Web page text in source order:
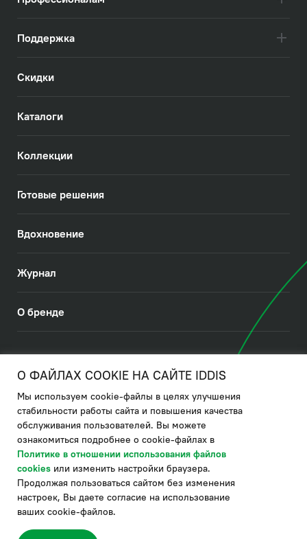
Поддержка
Скидки
Каталоги
Коллекции
Готовые решения
Вдохновение
Журнал
О бренде
© 2026. IDDIS
Политика в отношении использования файлов cookies
Политика обработки ПДн
Политика в области управления цепочкой поставки
по системе "НСЛС"
Производитель оставляет за собой право в любой момент
вносить изменения в комплектацию, дизайн и характеристики
товара, не ухудшающие его качество.
О ФАЙЛАХ COOKIE НА САЙТЕ IDDIS
Мы используем cookie-файлы в целях улучшения
стабильности работы сайта и повышения качества
обслуживания пользователей. Вы можете
ознакомиться подробнее о cookie-файлах в
Политике в отношении использования файлов
cookies или изменить настройки браузера.
Продолжая пользоваться сайтом без изменения
настроек, Вы даете согласие на использование
ваших cookie-файлов.